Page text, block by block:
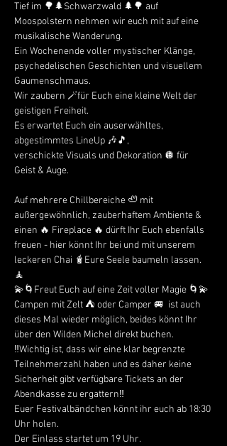
Tief im 🌳🌲Schwarzwald 🌲🌳 auf
Moospolstern nehmen wir euch mit auf eine
musikalische Wanderung.
Ein Wochenende voller mystischer Klänge,
psychedelischen Geschichten und visuellem
Gaumenschmaus.
Wir zaubern 🪄für Euch eine kleine Welt der
geistigen Freiheit.
Es erwartet Euch ein auserwähltes,
abgestimmtes LineUp 🎶🎵,
verschickte Visuals und Dekoration 🪩 für
Geist & Auge.
Auf mehrere Chillbereiche 🦥 mit
außergewöhnlich, zauberhaftem Ambiente &
einen 🔥 Fireplace 🔥 dürft Ihr Euch ebenfalls
freuen - hier könnt Ihr bei und mit unserem
leckeren Chai 🧋Eure Seele baumeln lassen.
🧘
💫🌀Freut Euch auf eine Zeit voller Magie 🌀💫
Campen mit Zelt ⛺ oder Camper 🚐  ist auch
dieses Mal wieder möglich, beides könnt Ihr
über den Wilden Michel direkt buchen.
‼Wichtig ist, dass wir eine klar begrenzte
Teilnehmerzahl haben und es daher keine
Sicherheit gibt verfügbare Tickets an der
Abendkasse zu ergattern‼
Euer Festivalbändchen könnt ihr euch ab 18:30
Uhr holen.
Der Einlass startet um 19 Uhr.